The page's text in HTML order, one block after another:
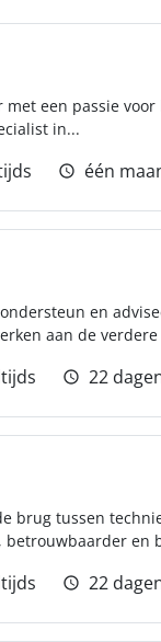
een passie
in...
één
en
aan de
22
brug tussen
en
22